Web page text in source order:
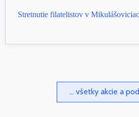
Stretnutie filatelistov v
... všetky akcie a